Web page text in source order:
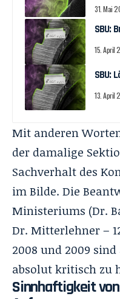
31. Mai
SBU:
15. April
SBU:
13. April
Mit anderen
der damalige
Sachverhalt des
im Bilde. Die
Ministeriums (Dr.
Dr. Mitterlehner –
2008 und 2009
absolut kritisch zu
Sinnhaftigkeit